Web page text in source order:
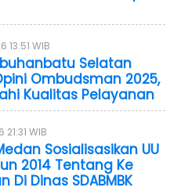
13:51 WIB
Selatan
Ombudsman 2025,
Kualitas Pelayanan
WIB
Sosialisasikan UU
2014 Tentang Ke
Di Dinas SDABMBK